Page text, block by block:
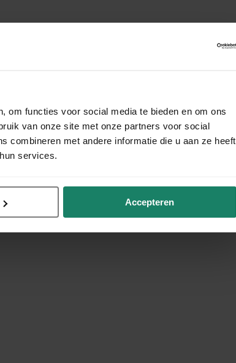
om functies voor social media te bieden en om ons
van onze site met onze partners voor social
combineren met andere informatie die u aan ze heeft
services.
Accepteren